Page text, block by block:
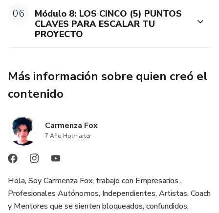
cuestionado mucho el juicio o la crítica de las demás
personas y esto te impide avanzar hacia tus sueños...
DE FORMA AUTENTICA
06
Módulo 8: LOS CINCO (5) PUNTOS
CLAVES PARA ESCALAR TU
PROYECTO
Más información sobre quien creó el
contenido
Carmenza Fox
7 Año Hotmarter
Hola, Soy Carmenza Fox, trabajo con Empresarios ,
Profesionales Autónomos, Independientes, Artistas, Coach
y Mentores que se sienten bloqueados, confundidos,